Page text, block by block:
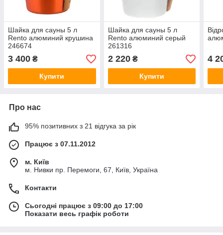
Шайка для сауны 5 л
Rento алюминий крушина
246674
3 400 ₴
Купити
Шайка для сауны 5 л
Rento алюминий серый
261316
2 220₴
Купити
4
Про нас
95% позитивних з 21 відгука за рік
Працює з 07.11.2012
м. Київ
м. Нивки пр. Перемоги, 67, Київ, Україна
Контакти
Сьогодні працює з 09:00 до 17:00
Показати весь графік роботи